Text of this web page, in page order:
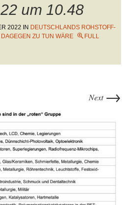
um 10.48
2022 IN DEUTSCHLANDS ROHSTOFF-
ZU TUN WÄRE
FULL
Next →